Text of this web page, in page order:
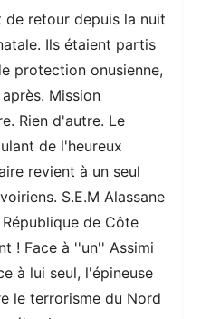
de retour depuis la nuit
Ils étaient partis
protection onusienne,
Mission
Rien d'autre. Le
de l'heureux
revient à un seul
S.E.M Alassane
de Côte
! Face à ''un'' Assimi
à lui seul, l'épineuse
le terrorisme du Nord